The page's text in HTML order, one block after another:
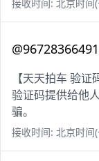
接收时间: 北京时
【天天拍车 验
验证码提供给他
骗。
接收时间: 北京时